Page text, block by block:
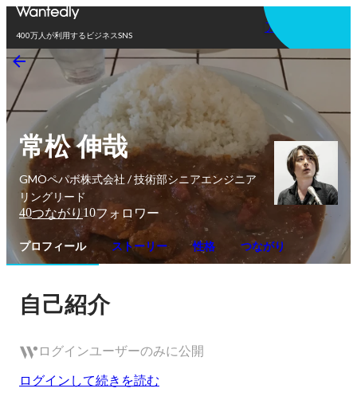
400万人が利用するビジネスSNS
アプリを使う
常松 伸哉
GMOペパボ株式会社 / 技術部シニアエンジニア
リングリード
40つながり10フォロワー
プロフィール ストーリー 性格 つながり
自己紹介
ログインユーザーのみに公開
ログインして続きを読む